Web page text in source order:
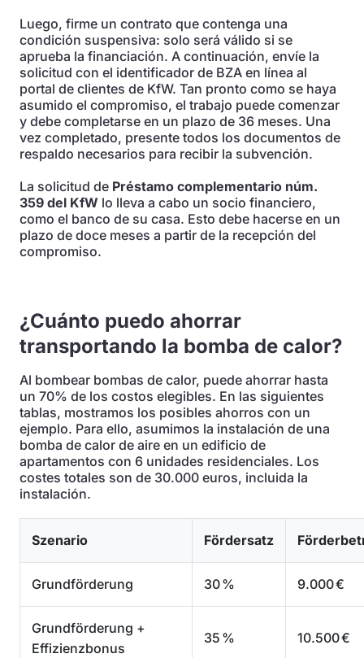
Luego, firme un contrato que contenga una
condición suspensiva: solo será válido si se
aprueba la financiación. A continuación, envíe la
solicitud con el identificador de BZA en línea al
portal de clientes de KfW. Tan pronto como se haya
asumido el compromiso, el trabajo puede comenzar
y debe completarse en un plazo de 36 meses. Una
vez completado, presente todos los documentos de
respaldo necesarios para recibir la subvención.
La solicitud de Préstamo complementario núm.
359 del KfW lo lleva a cabo un socio financiero,
como el banco de su casa. Esto debe hacerse en un
plazo de doce meses a partir de la recepción del
compromiso.
¿Cuánto puedo ahorrar
transportando la bomba de calor?
Al bombear bombas de calor, puede ahorrar hasta
un 70% de los costos elegibles. En las siguientes
tablas, mostramos los posibles ahorros con un
ejemplo. Para ello, asumimos la instalación de una
bomba de calor de aire en un edificio de
apartamentos con 6 unidades residenciales. Los
costes totales son de 30.000 euros, incluida la
instalación.
Szenario Fördersatz
Grundförderung 30 % 9.000 €
Grundförderung +
Effizienzbonus
35 % 10.500 €